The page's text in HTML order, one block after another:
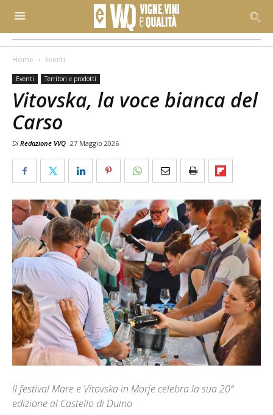
Home Eventi
Eventi Territori e prodotti
Vitovska, la voce bianca del
Carso
Di Redazione VVQ 27 Maggio 2026
Il festival Mare e Vitovska in Morje celebra la sua 20ª
edizione al Castello di Duino